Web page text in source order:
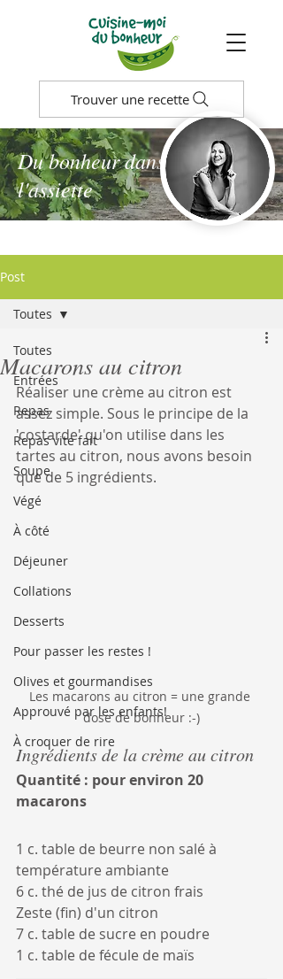
Trouver une recette
Du bonheur dans
l'assiette
Post
Toutes
Entrées
Repas
Repas vite fait
Soupe
Végé
À côté
Déjeuner
Collations
Desserts
Pour passer les restes !
Olives et gourmandises
Approuvé par les enfants!
À croquer de rire
Toutes
Macarons au citron
Réaliser une crème au citron est
assez simple. Sous le principe de la
'costarde' qu'on utilise dans les
tartes au citron, nous avons besoin
que de 5 ingrédients.
Les macarons au citron = une grande
dose de bonheur :-)
Ingrédients de la crème au citron
Quantité : pour environ 20
macarons
1 c. table de beurre non salé à
température ambiante
6 c. thé de jus de citron frais
Zeste (fin) d'un citron
7 c. table de sucre en poudre
1 c. table de fécule de maïs